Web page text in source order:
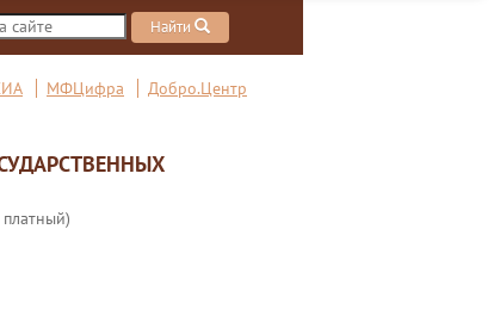
Найти
МФЦифра Добро.Центр